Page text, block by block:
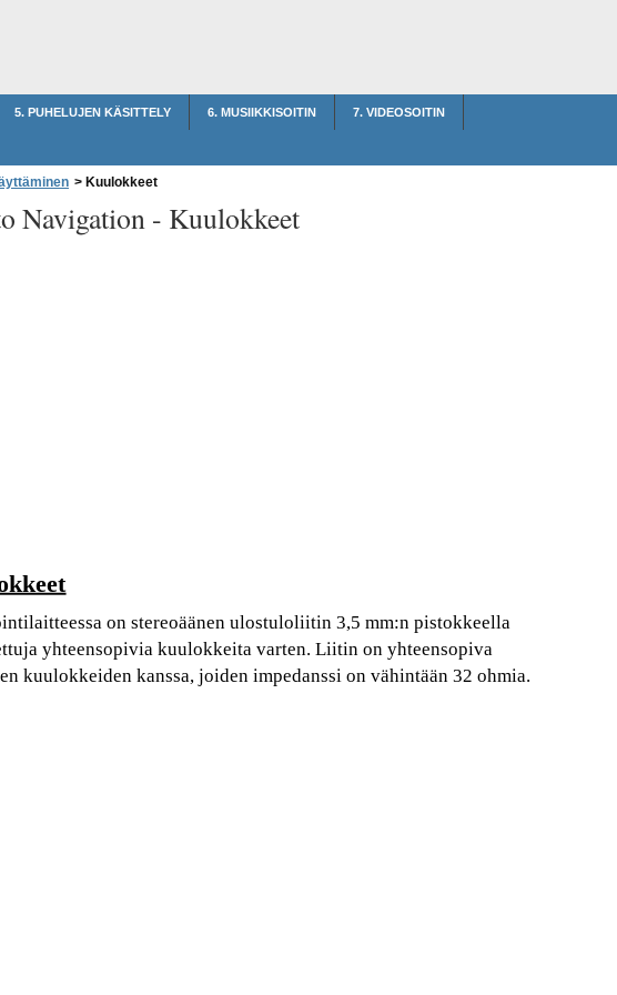
5. PUHELUJEN KÄSITTELY 6. MUSIIKKISOITIN 7. VIDEOSOITIN
> Kuulokkeet
Navigation - Kuulokkeet
on stereoäänen ulostuloliitin 3,5 mm:n pistokkeella
yhteensopivia kuulokkeita varten. Liitin on yhteensopiva
kuulokkeiden kanssa, joiden impedanssi on vähintään 32 ohmia.